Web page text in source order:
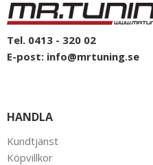
Tel. 0413 - 320 02
E-post: info@mrtuning.se
HANDLA
Kundtjänst
Köpvillkor